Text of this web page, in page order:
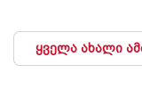
ყველა ახალი